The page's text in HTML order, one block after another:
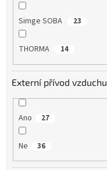
Simge SOBA 23
THORMA 14
Externí přívod vzduchu
Ano 27
Ne 36